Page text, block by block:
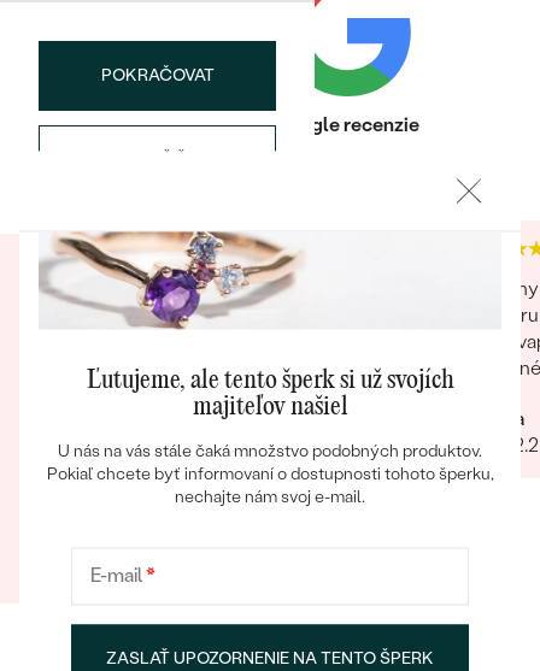
OBJAVIŤ
POKRAČOVAT
Heuréka recenzieGoogle recenzie
Za mňa jednoznačne spokojnosť. Objednaný
tovar splnil moje očakávania, rovnako krásny ako
ktoré tiež potešili
Pekne spravená stránka Rýchle spracovanie
objednávky a dodanie objednaného tovaru
Potešil aj vkusne zabalený balíček s milým
prekvapením i ručne napísaným pozdravom
25.01.2024
Mária
Ľutujeme, ale tento šperk si už svojích
majiteľov našiel
U nás na vás stále čaká množstvo podobných produktov.
Pokiaľ chcete byť informovaní o dostupnosti tohoto šperku,
nechajte nám svoj e-mail.
E-mail*
ZASLAŤ UPOZORNENIE NA TENTO ŠPERK